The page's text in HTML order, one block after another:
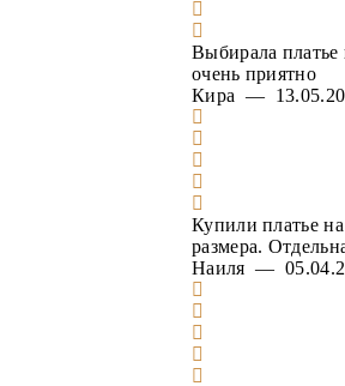
Выбирала
очень приятно
Кира —
Купили платье
размера.
Наиля —